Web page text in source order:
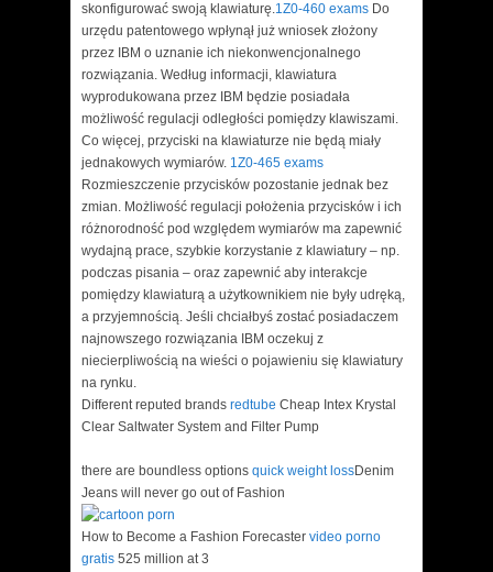
skonfigurować swoją klawiaturę.1Z0-460 exams Do
urzędu patentowego wpłynął już wniosek złożony
przez IBM o uznanie ich niekonwencjonalnego
rozwiązania. Według informacji, klawiatura
wyprodukowana przez IBM będzie posiadała
możliwość regulacji odległości pomiędzy klawiszami.
Co więcej, przyciski na klawiaturze nie będą miały
jednakowych wymiarów. 1Z0-465 exams
Rozmieszczenie przycisków pozostanie jednak bez
zmian. Możliwość regulacji położenia przycisków i ich
różnorodność pod względem wymiarów ma zapewnić
wydajną prace, szybkie korzystanie z klawiatury – np.
podczas pisania – oraz zapewnić aby interakcje
pomiędzy klawiaturą a użytkownikiem nie były udręką,
a przyjemnością. Jeśli chciałbyś zostać posiadaczem
najnowszego rozwiązania IBM oczekuj z
niecierpliwością na wieści o pojawieniu się klawiatury
na rynku.
Different reputed brands redtube Cheap Intex Krystal
Clear Saltwater System and Filter Pump
there are boundless options quick weight lossDenim
Jeans will never go out of Fashion
How to Become a Fashion Forecaster video porno
gratis 525 million at 3